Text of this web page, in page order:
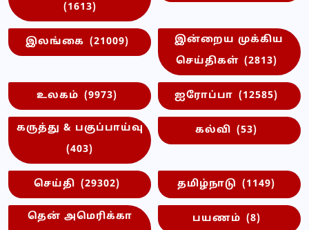
(1613)
இலங்கை (21009)
இன்றைய முக்கிய
செய்திகள் (2813)
உலகம் (9973) ஐரோப்பா (12585)
கருத்து & பகுப்பாய்வு
(403)
கல்வி (53)
செய்தி (29302) தமிழ்நாடு (1149)
தென் அமெரிக்கா
பயணம் (8)